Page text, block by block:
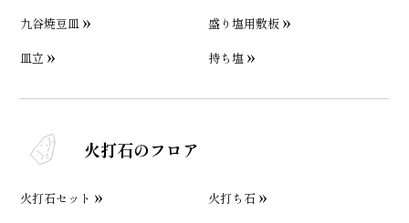
九谷焼豆皿
盛り塩用敷板
皿立
持ち塩
火打石のフロア
火打石セット
火打ち石